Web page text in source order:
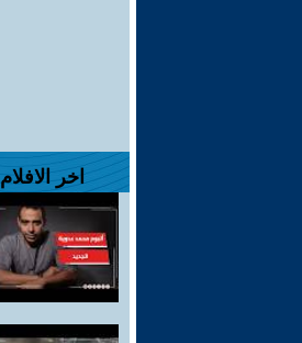
اخر الافلام